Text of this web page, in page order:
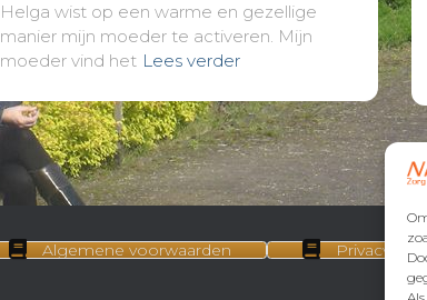
Helga wist op een warme en gezellige
manier mijn moeder te activeren. Mijn
moeder vind het Lees verder
Algemene voorwaarden